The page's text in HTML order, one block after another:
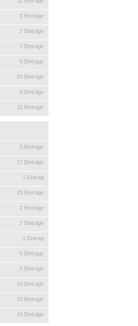
5 Einträge
2 Einträge
7 Einträge
8 Einträge
20 Einträge
9 Einträge
11 Einträge
3 Einträge
17 Einträge
1 Eintrag
25 Einträge
2 Einträge
2 Einträge
1 Eintrag
5 Einträge
2 Einträge
19 Einträge
19 Einträge
10 Einträge